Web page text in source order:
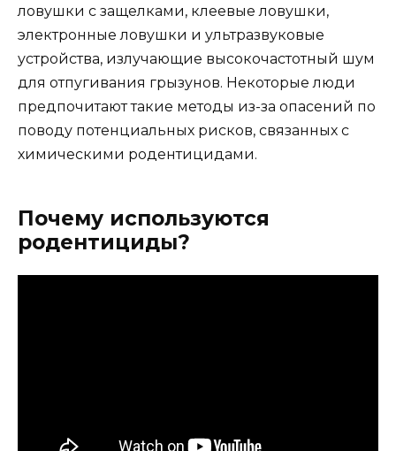
ловушки с защелками, клеевые ловушки,
электронные ловушки и ультразвуковые
устройства, излучающие высокочастотный шум
для отпугивания грызунов. Некоторые люди
предпочитают такие методы из-за опасений по
поводу потенциальных рисков, связанных с
химическими родентицидами.
Почему используются
родентициды?